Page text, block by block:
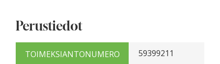
Perustiedot
TOIMEKSIANTONUMERO 59399211